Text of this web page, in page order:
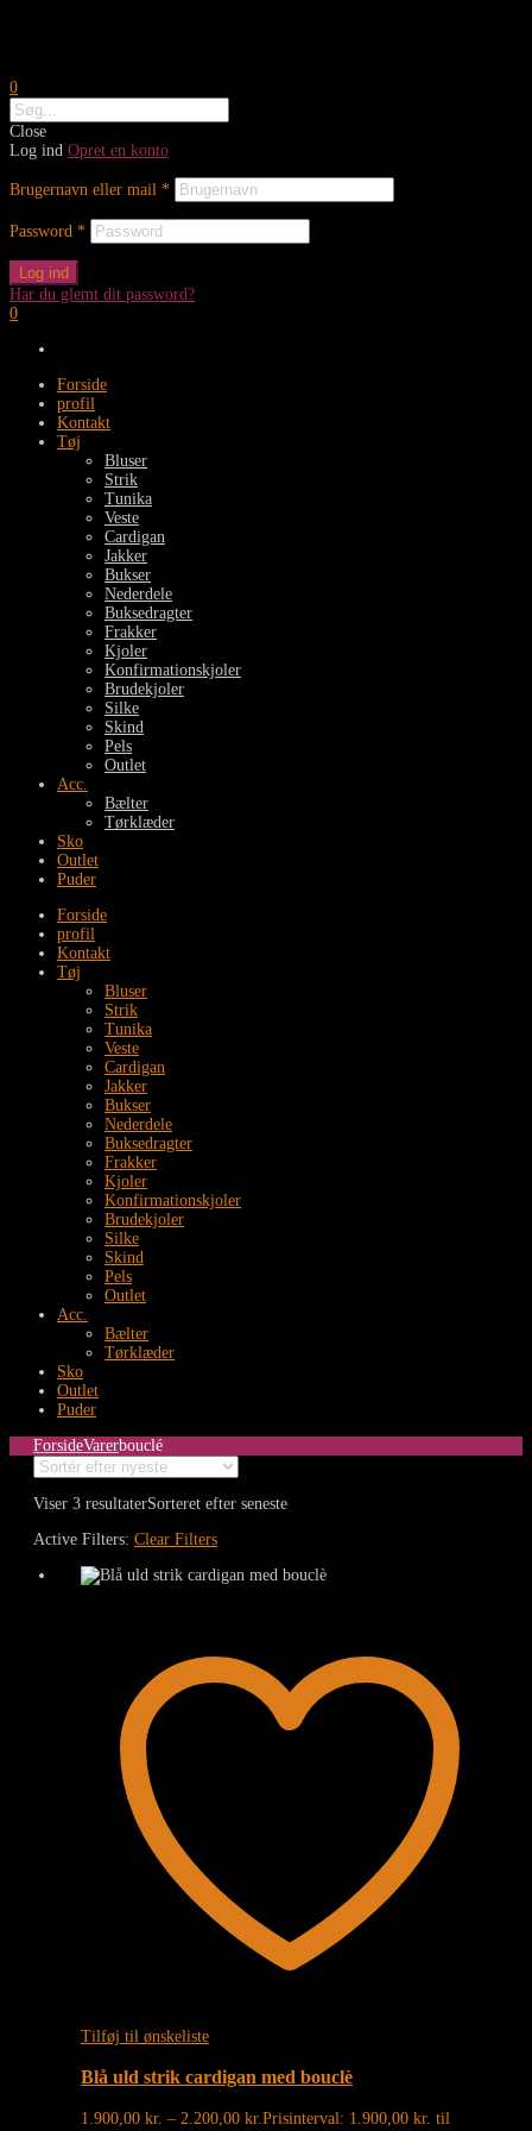
0
Close
Log ind Opret en konto
Brugernavn eller mail *
Password *
Log ind
Har du glemt dit password?
0
Forside
profil
Kontakt
Tøj
Bluser
Strik
Tunika
Veste
Cardigan
Jakker
Bukser
Nederdele
Buksedragter
Frakker
Kjoler
Konfirmationskjoler
Brudekjoler
Silke
Skind
Pels
Outlet
Acc.
Bælter
Tørklæder
Sko
Outlet
Puder
Forside
profil
Kontakt
Tøj
Bluser
Strik
Tunika
Veste
Cardigan
Jakker
Bukser
Nederdele
Buksedragter
Frakker
Kjoler
Konfirmationskjoler
Brudekjoler
Silke
Skind
Pels
Outlet
Acc.
Bælter
Tørklæder
Sko
Outlet
Puder
ForsideVarerbouclé
Viser 3 resultaterSorteret efter seneste
Active Filters: Clear Filters
Tilføj til ønskeliste
Blå uld strik cardigan med bouclè
1.900,00 kr. – 2.200,00 kr. Prisinterval: 1.900,00 kr. til